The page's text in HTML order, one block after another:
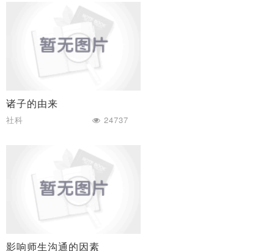
诸子的由来
社科 24737
影响师生沟通的因素